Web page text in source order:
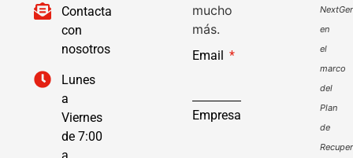
Contacta
con
nosotros
Lunes
a
Viernes
de 7:00
mucho
más.
Email
Empresa
en
el
marco
del
Plan
de